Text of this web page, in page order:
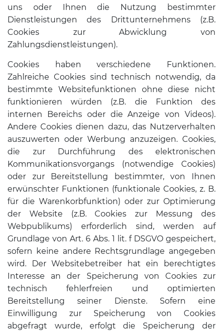
uns oder Ihnen die Nutzung bestimmter
Dienstleistungen des Drittunternehmens (z.B.
Cookies zur Abwicklung von
Zahlungsdienstleistungen).
Cookies haben verschiedene Funktionen.
Zahlreiche Cookies sind technisch notwendig, da
bestimmte Websitefunktionen ohne diese nicht
funktionieren würden (z.B. die Funktion des
internen Bereichs oder die Anzeige von Videos).
Andere Cookies dienen dazu, das Nutzerverhalten
auszuwerten oder Werbung anzuzeigen. Cookies,
die zur Durchführung des elektronischen
Kommunikationsvorgangs (notwendige Cookies)
oder zur Bereitstellung bestimmter, von Ihnen
erwünschter Funktionen (funktionale Cookies, z. B.
für die Warenkorbfunktion) oder zur Optimierung
der Website (z.B. Cookies zur Messung des
Webpublikums) erforderlich sind, werden auf
Grundlage von Art. 6 Abs. 1 lit. f DSGVO gespeichert,
sofern keine andere Rechtsgrundlage angegeben
wird. Der Websitebetreiber hat ein berechtigtes
Interesse an der Speicherung von Cookies zur
technisch fehlerfreien und optimierten
Bereitstellung seiner Dienste. Sofern eine
Einwilligung zur Speicherung von Cookies
abgefragt wurde, erfolgt die Speicherung der